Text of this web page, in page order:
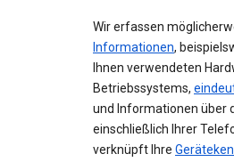
Wir erfassen
Informationen,
Ihnen verwendeten
Betriebssystems,
und Informationen über
einschließlich Ihrer
verknüpft Ihre